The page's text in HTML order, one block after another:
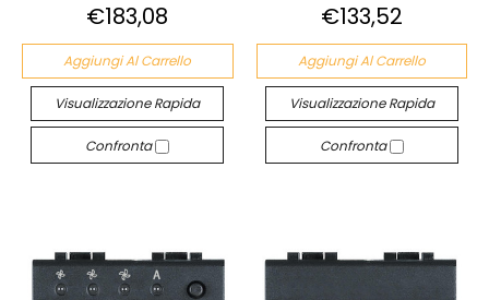
€183,08
Aggiungi Al Carrello
Visualizzazione Rapida
Confronta
€133,52
Aggiungi Al Carrello
Visualizzazione Rapida
Confronta